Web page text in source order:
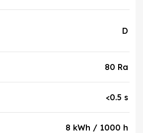
D
80 Ra
<0.5 s
8 kWh / 1000 h